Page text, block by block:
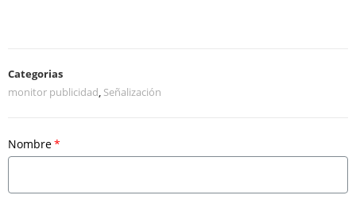
Categorias
monitor publicidad, Señalización
Nombre